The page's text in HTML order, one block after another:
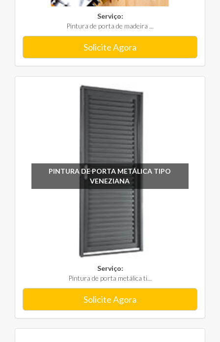
Serviço:
Pintura de porta de madeira ...
Solicite Agora
PINTURA DE PORTA METÁLICA TIPO
VENEZIANA
Serviço:
Pintura de porta metálica ti...
Solicite Agora